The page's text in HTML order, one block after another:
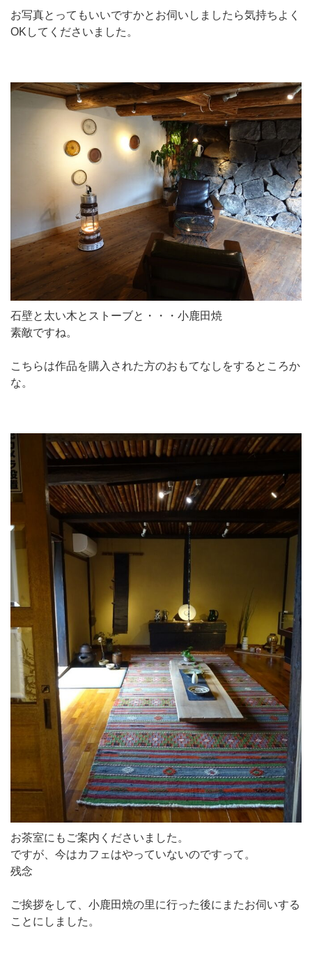
お写真とってもいいですかとお伺いしましたら気持ちよく
OKしてくださいました。
石壁と太い木とストーブと・・・小鹿田焼
素敵ですね。
こちらは作品を購入された方のおもてなしをするところか
な。
お茶室にもご案内くださいました。
ですが、今はカフェはやっていないのですって。
残念
ご挨拶をして、小鹿田焼の里に行った後にまたお伺いする
ことにしました。